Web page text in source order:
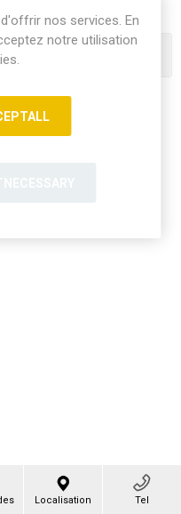
Localisation Tel
nos services. En
notre utilisation